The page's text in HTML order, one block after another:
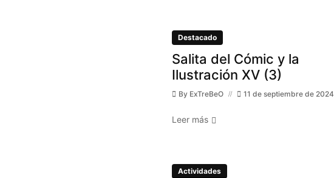
Destacado
Salita del Cómic y la
Ilustración XV (3)
By ExTreBeO 11 de septiembre de 2024
Leer más
Actividades